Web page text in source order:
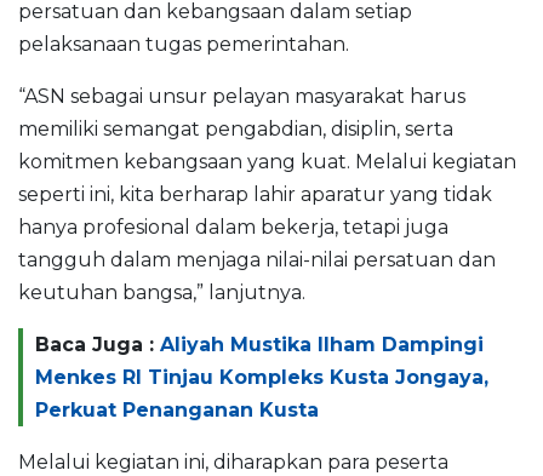
persatuan dan kebangsaan dalam setiap
pelaksanaan tugas pemerintahan.
“ASN sebagai unsur pelayan masyarakat harus
memiliki semangat pengabdian, disiplin, serta
komitmen kebangsaan yang kuat. Melalui kegiatan
seperti ini, kita berharap lahir aparatur yang tidak
hanya profesional dalam bekerja, tetapi juga
tangguh dalam menjaga nilai-nilai persatuan dan
keutuhan bangsa,” lanjutnya.
Baca Juga : Aliyah Mustika Ilham Dampingi
Menkes RI Tinjau Kompleks Kusta Jongaya,
Perkuat Penanganan Kusta
Melalui kegiatan ini, diharapkan para peserta